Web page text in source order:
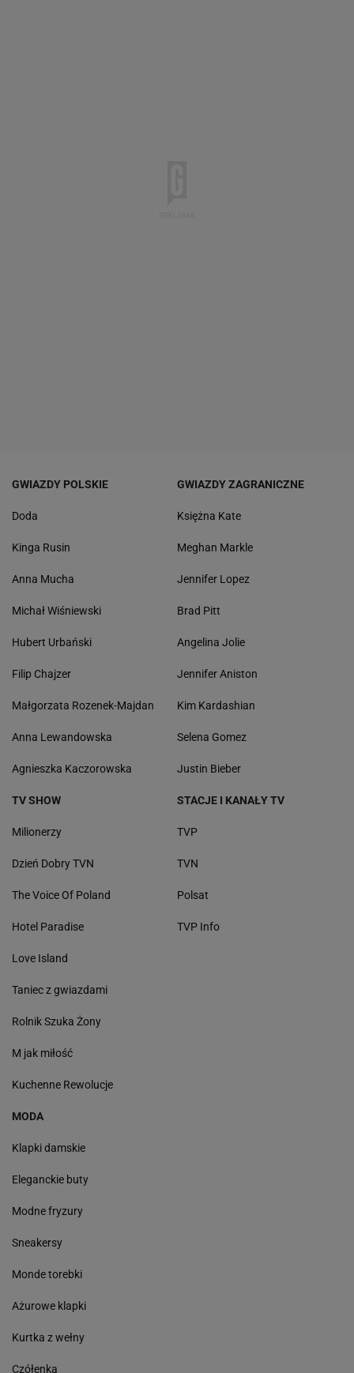
GWIAZDY POLSKIE
Doda
Kinga Rusin
Anna Mucha
Michał Wiśniewski
Hubert Urbański
Filip Chajzer
Małgorzata Rozenek-Majdan
Anna Lewandowska
Agnieszka Kaczorowska
GWIAZDY ZAGRANICZNE
Księżna Kate
Meghan Markle
Jennifer Lopez
Brad Pitt
Angelina Jolie
Jennifer Aniston
Kim Kardashian
Selena Gomez
Justin Bieber
TV SHOW
Milionerzy
Dzień Dobry TVN
The Voice Of Poland
Hotel Paradise
Love Island
Taniec z gwiazdami
Rolnik Szuka Żony
M jak miłość
Kuchenne Rewolucje
STACJE I KANAŁY TV
TVP
TVN
Polsat
TVP Info
MODA
Klapki damskie
Eleganckie buty
Modne fryzury
Sneakersy
Monde torebki
Ażurowe klapki
Kurtka z wełny
Czółenka